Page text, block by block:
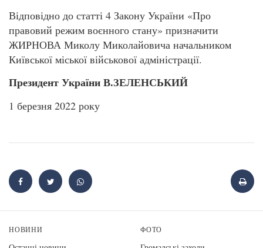
Відповідно до статті 4 Закону України «Про
правовий режим воєнного стану» призначити
ЖИРНОВА Миколу Миколайовича начальником
Київської міської військової адміністрації.
Президент України В.ЗЕЛЕНСЬКИЙ
1 березня 2022 року
НОВИНИ ФОТО